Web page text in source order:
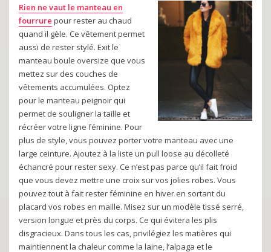
Rien ne vaut le manteau en
fourrure pour rester au chaud
quand il gèle. Ce vêtement permet
aussi de rester stylé. Exit le
manteau boule oversize que vous
mettez sur des couches de
vêtements accumulées. Optez
pour le manteau peignoir qui
permet de souligner la taille et
récréer votre ligne féminine. Pour
plus de style, vous pouvez porter votre manteau avec une
large ceinture. Ajoutez à la liste un pull loose au décolleté
échancré pour rester sexy. Ce n’est pas parce qu’il fait froid
que vous devez mettre une croix sur vos jolies robes. Vous
pouvez tout à fait rester féminine en hiver en sortant du
placard vos robes en maille. Misez sur un modèle tissé serré,
version longue et près du corps. Ce qui évitera les plis
disgracieux. Dans tous les cas, privilégiez les matières qui
maintiennent la chaleur comme la laine, l’alpaga et le